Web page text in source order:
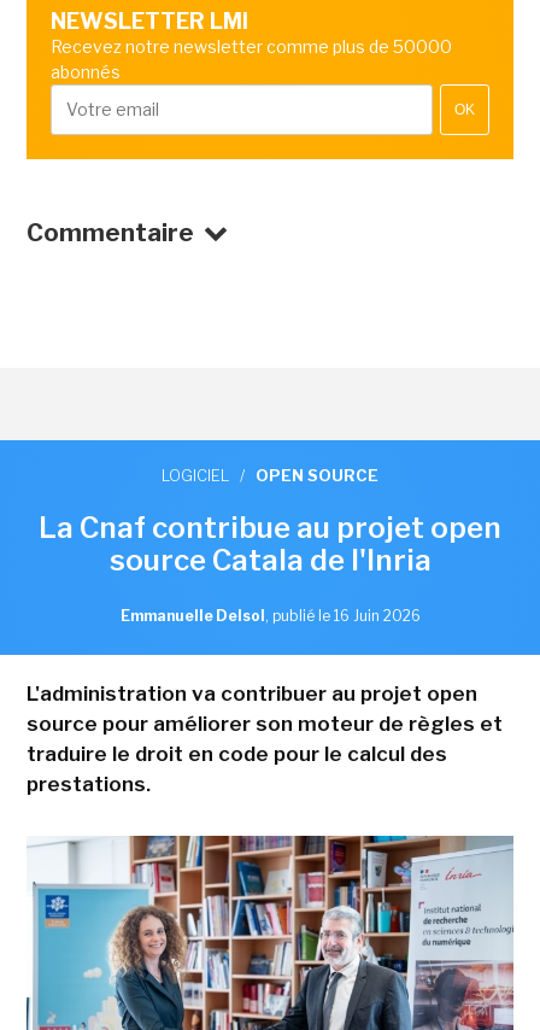
NEWSLETTER LMI
Recevez notre newsletter comme plus de 50000
abonnés
OK
Commentaire
LOGICIEL / OPEN SOURCE
La Cnaf contribue au projet open
source Catala de l'Inria
Emmanuelle Delsol , publié le 16 Juin 2026
L'administration va contribuer au projet open
source pour améliorer son moteur de règles et
traduire le droit en code pour le calcul des
prestations.